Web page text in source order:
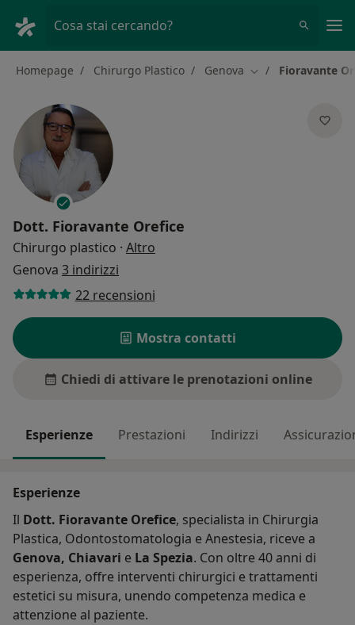
Cosa stai cercando?
Homepage Chirurgo Plastico Genova Cambia città
Fioravante
Dott. Fioravante Orefice
Chirurgo plastico · Altro
Genova 3 indirizzi
22 recensioni
Mostra contatti
Chiedi di attivare le prenotazioni online
Esperienze Prestazioni Indirizzi
Esperienze
Il Dott. Fioravante Orefice, specialista in Chirurgia
Plastica, Odontostomatologia e Anestesia, riceve a
Genova, Chiavari e La Spezia. Con oltre 40 anni di
esperienza, offre interventi chirurgici e trattamenti
estetici su misura, unendo competenza medica e
attenzione al paziente.